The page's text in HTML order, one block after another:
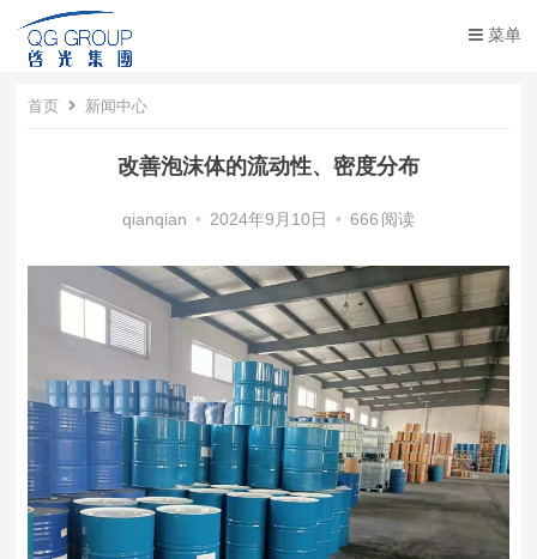
菜单
首页 新闻中心
改善泡沫体的流动性、密度分布
qianqian • 2024年9月10日 • 666 阅读